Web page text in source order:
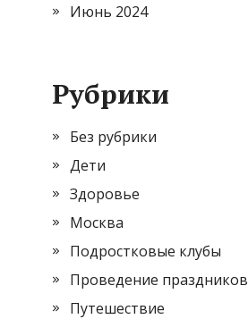
Июнь 2024
Рубрики
Без рубрики
Дети
Здоровье
Москва
Подростковые клубы
Проведение праздников
Путешествие